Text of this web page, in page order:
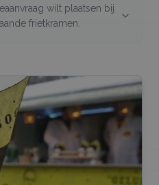
wilt plaatsen bij
frietkramen